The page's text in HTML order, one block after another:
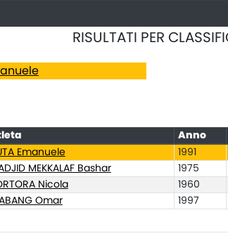
RISULTATI PER
Anno
Emanuele 1991
MEKKALAF Bashar 1975
Nicola 1960
Omar 1997